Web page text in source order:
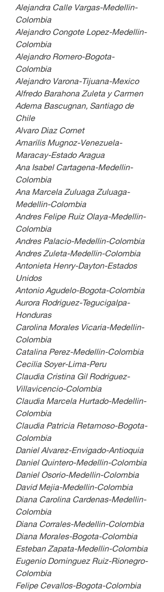
Alejandra Calle Vargas-Medellin-
Colombia
Alejandro Congote Lopez-Medellin-
Colombia
Alejandro Romero-Bogota-
Colombia
Alejandro Varona-Tijuana-Mexico
Alfredo Barahona Zuleta y Carmen
Adema Bascugnan, Santiago de
Chile
Alvaro Diaz Cornet
Amarilis Mugnoz-Venezuela-
Maracay-Estado Aragua
Ana Isabel Cartagena-Medellin-
Colombia
Ana Marcela Zuluaga Zuluaga-
Medellin-Colombia
Andres Felipe Ruiz Olaya-Medellin-
Colombia
Andres Palacio-Medellin-Colombia
Andres Zuleta-Medellin-Colombia
Antonieta Henry-Dayton-Estados
Unidos
Antonio Agudelo-Bogota-Colombia
Aurora Rodriguez-Tegucigalpa-
Honduras
Carolina Morales Vicaria-Medellin-
Colombia
Catalina Perez-Medellin-Colombia
Cecilia Soyer-Lima-Peru
Claudia Cristina Gil Rodriguez-
Villavicencio-Colombia
Claudia Marcela Hurtado-Medellin-
Colombia
Claudia Patricia Retamoso-Bogota-
Colombia
Daniel Alvarez-Envigado-Antioquia
Daniel Quintero-Medellin-Colombia
Daniel Osorio-Medellin-Colombia
David Mejia-Medellin-Colombia
Diana Carolina Cardenas-Medellin-
Colombia
Diana Corrales-Medellin-Colombia
Diana Morales-Bogota-Colombia
Esteban Zapata-Medellin-Colombia
Eugenio Dominguez Ruiz-Rionegro-
Colombia
Felipe Cevallos-Bogota-Colombia